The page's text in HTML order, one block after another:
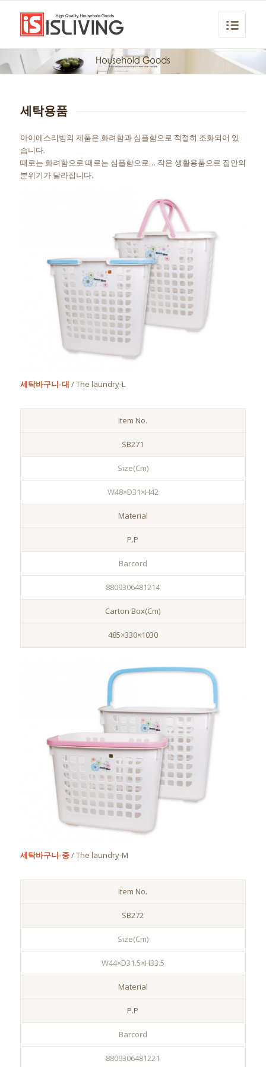
세탁용품
아이에스리빙의 제품은 화려함과 심플함으로 적절히 조화되어 있
습니다.
때로는 화려함으로 때로는 심플함으로… 작은 생활용품으로 집안의
분위기가 달라집니다.
세탁바구니-대 / The laundry-L
Item No.
SB271
Size(Cm)
W48×D31×H42
Material
P.P
Barcord
8809306481214
Carton Box(Cm)
485×330×1030
세탁바구니-중/ The laundry-M
Item No.
SB272
Size(Cm)
W44×D31.5×H33.5
Material
P.P
Barcord
8809306481221